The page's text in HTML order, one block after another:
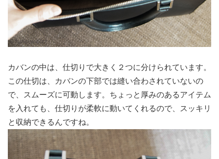
カバンの中は、仕切りで大きく２つに分けられています。
この仕切は、カバンの下部では縫い合わされていないの
で、スムーズに可動します。ちょっと厚みのあるアイテム
を入れても、仕切りが柔軟に動いてくれるので、スッキリ
と収納できるんですね。